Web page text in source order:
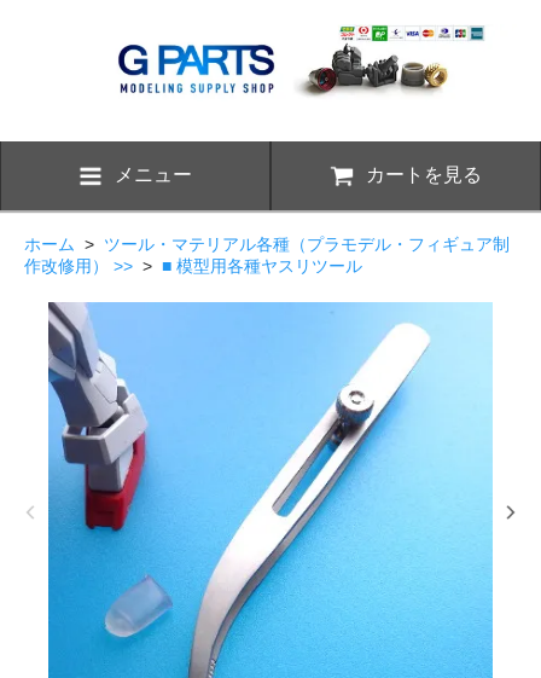
メニュー カートを見る
ホーム > ツール・マテリアル各種（プラモデル・フィギュア制
作改修用） >> > ■ 模型用各種ヤスリツール